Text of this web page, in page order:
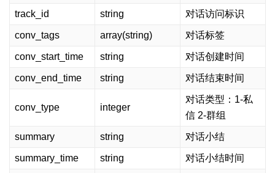
track_id string 对话访问标识
conv_tags array(string) 对话标签
conv_start_time string 对话创建时间
conv_end_time string 对话结束时间
conv_type integer
对话类型：1-私
信 2-群组
summary string 对话小结
summary_time string 对话小结时间